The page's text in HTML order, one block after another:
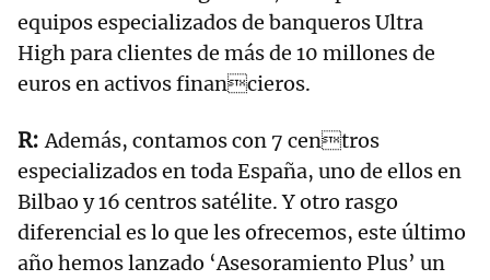
equipos especializados de banqueros Ultra
High para clientes de más de 10 millones de
euros en activos financieros.
Además, contamos con 7 centros
especializados en toda España, uno de ellos en
Bilbao y 16 centros satélite. Y otro rasgo
diferencial es lo que les ofrecemos, este último
año hemos lanzado ‘Asesoramiento Plus’ un